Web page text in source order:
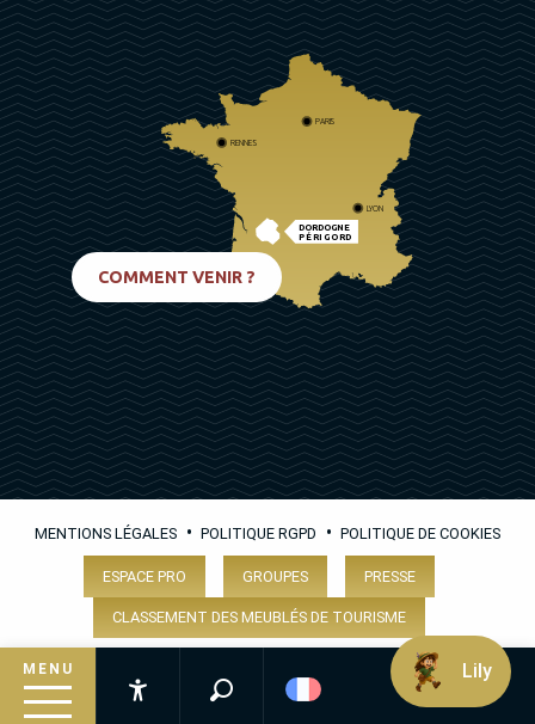
MENU
Recherche
DORDOGNE
PÉRIGORD
PARIS
RENNES
LYON
COMMENT VENIR ?
MENTIONS LÉGALES • POLITIQUE RGPD • POLITIQUE DE COOKIES
ESPACE PRO GROUPES PRESSE
CLASSEMENT DES MEUBLÉS DE TOURISME
Lily